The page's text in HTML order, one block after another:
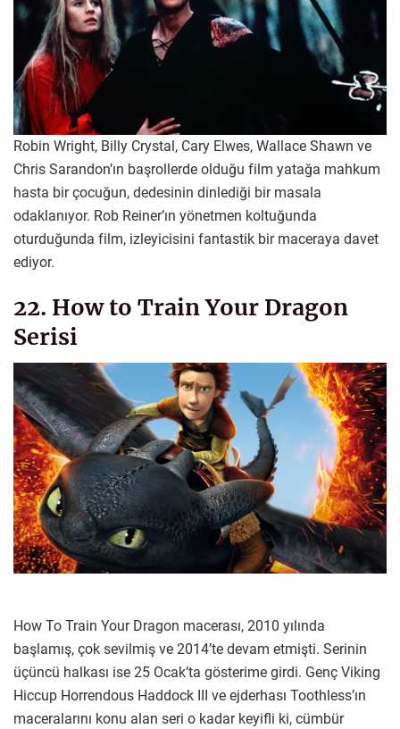
Robin Wright, Billy Crystal, Cary Elwes, Wallace Shawn ve
Chris Sarandon’ın başrollerde olduğu film yatağa mahkum
hasta bir çocuğun, dedesinin dinlediği bir masala
odaklanıyor. Rob Reiner’ın yönetmen koltuğunda
oturduğunda film, izleyicisini fantastik bir maceraya davet
ediyor.
22. How to Train Your Dragon
Serisi
How To Train Your Dragon macerası, 2010 yılında
başlamış, çok sevilmiş ve 2014’te devam etmişti. Serinin
üçüncü halkası ise 25 Ocak’ta gösterime girdi. Genç Viking
Hiccup Horrendous Haddock III ve ejderhası Toothless’ın
maceralarını konu alan seri o kadar keyifli ki, cümbür